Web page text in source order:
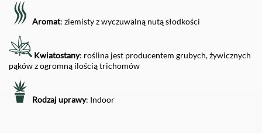
Aromat: ziemisty z wyczuwalną nutą słodkości
Kwiatostany: roślina jest producentem grubych, żywicznych
pąków z ogromną ilością trichomów
Rodzaj uprawy: Indoor